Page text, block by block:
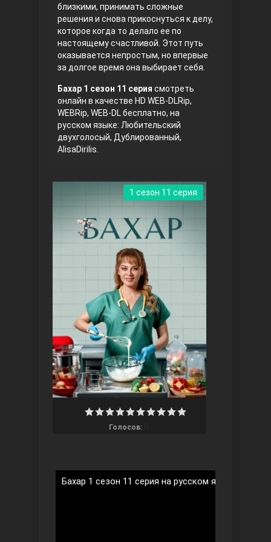
Три сестры
Ветреный холм
Ты назови
Запретный плод
близкими, принимать сложные
решения и снова прикоснуться к делу,
которое когда то делало ее по
настоящему счастливой. Этот путь
оказывается непростым, но впервые
за долгое время она выбирает себя.
Бахар 1 сезон 11 серия смотреть
онлайн в качестве HD WEB-DLRip,
WEBRip, WEB-DL бесплатно, на
русском языке: Любительский
двухголосый, Дублированный,
AlisaDirilis.
Голосов:
1 сезон 11 серия
Бахар 1 сезон 11 серия на русском языке